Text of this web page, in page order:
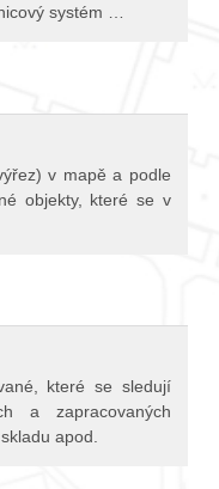
systém …
v mapě a podle
objekty, které se v
které se sledují
a zapracovaných
apod.